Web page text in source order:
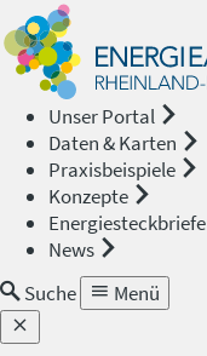
Unser Portal
Daten & Karten
Praxisbeispiele
Konzepte
Energiesteckbriefe
News
Suche
Menü